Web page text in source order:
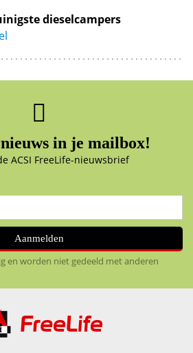
dieselcampers
in je mailbox!
ACSI FreeLife-nieuwsbrief
Aanmelden
en worden niet gedeeld met anderen